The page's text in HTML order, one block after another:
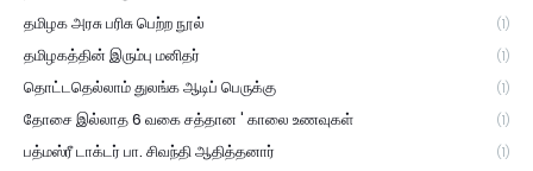
தமிழக அரசு பரிசு பெற்ற நூல் (1)
தமிழகத்தின் இரும்பு மனிதர் (1)
தொட்டதெல்லாம் துலங்க ஆடிப் பெருக்கு (1)
தோசை இல்லாத 6 வகை சத்தான ' காலை உணவுகள் (1)
பத்மஸ்ரீ டாக்டர் பா. சிவந்தி ஆதித்தனார் (1)